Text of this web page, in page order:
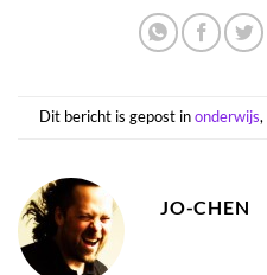
Dit bericht is gepost inonderwijs,
JO-CHEN